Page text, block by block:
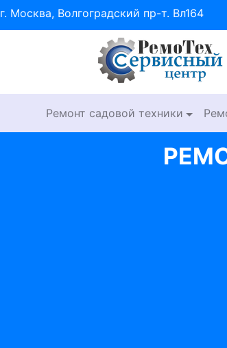
г. Москва, Волгоградский пр-т. Вл164
Ремонт садовой техники